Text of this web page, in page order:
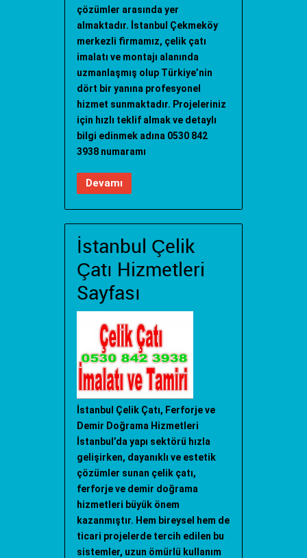
çözümler arasında yer
almaktadır. İstanbul Çekmeköy
merkezli firmamız, çelik çatı
imalatı ve montajı alanında
uzmanlaşmış olup Türkiye’nin
dört bir yanına profesyonel
hizmet sunmaktadır. Projeleriniz
için hızlı teklif almak ve detaylı
bilgi edinmek adına 0530 842
3938 numaramı
Devamı
İstanbul Çelik
Çatı Hizmetleri
Sayfası
İstanbul Çelik Çatı, Ferforje ve
Demir Doğrama Hizmetleri
İstanbul’da yapı sektörü hızla
gelişirken, dayanıklı ve estetik
çözümler sunan çelik çatı,
ferforje ve demir doğrama
hizmetleri büyük önem
kazanmıştır. Hem bireysel hem de
ticari projelerde tercih edilen bu
sistemler, uzun ömürlü kullanım